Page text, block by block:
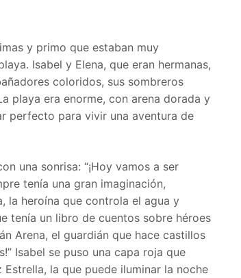
y primo que estaban muy
Isabel y Elena, que eran hermanas,
coloridos, sus sombreros
playa era enorme, con arena dorada y
perfecto para vivir una aventura de
una sonrisa: “¡Hoy vamos a ser
tenía una gran imaginación,
la heroína que controla el agua y
tenía un libro de cuentos sobre héroes
Arena, el guardián que hace castillos
Isabel se puso una capa roja que
la que puede iluminar la noche